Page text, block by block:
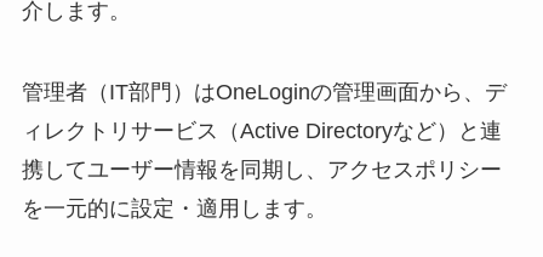
介します。
管理者（IT部門）はOneLoginの管理画面から、デ
ィレクトリサービス（Active Directoryなど）と連
携してユーザー情報を同期し、アクセスポリシー
を一元的に設定・適用します。